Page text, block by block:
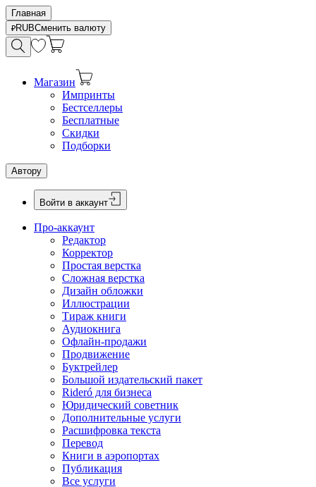
Главная
RUBСменить валюту
Магазин
Импринты
Бестселлеры
Бесплатные
Скидки
Подборки
Автору
Войти в аккаунт
Про-аккаунт
Редактор
Корректор
Простая верстка
Сложная верстка
Дизайн обложки
Иллюстрации
Тираж книги
Аудиокнига
Офлайн-продажи
Продвижение
Буктрейлер
Большой издательский пакет
Rideró для бизнеса
Юридический советник
Дополнительные услуги
Расшифровка текста
Перевод
Книги в аэропортах
Публикация
Все услуги